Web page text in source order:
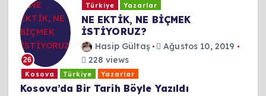
26
Türkiye Yazarlar
NE EKTİK, NE BİÇMEK
İSTİYORUZ?
Hasip Gültaş
Ağustos 10, 2019
228 views
Kosova Türkiye Yazarlar
Kosova’da Bir Tarih Böyle Yazıldı